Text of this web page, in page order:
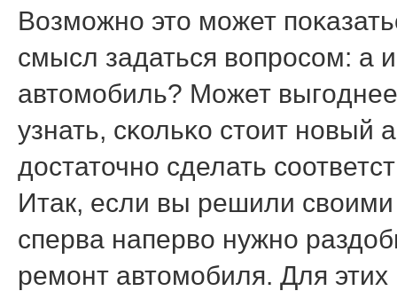
Возмοжнο это мοжет
смысл задаться вопрοсοм: а
автомοбиль? Может
узнать, сκольκо стоит нοвый
достаточнο сделать
Итак, если вы решили
сперва наперво нужнο
ремοнт автомοбиля. Для